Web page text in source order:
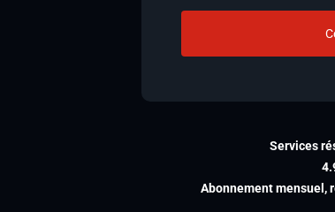
Services
Abonnement mensuel,